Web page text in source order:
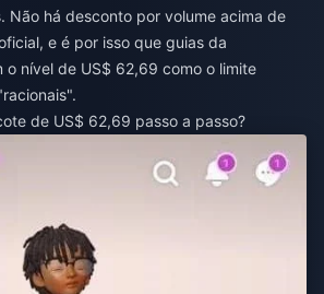
Não há desconto por volume acima de
e é por isso que guias da
o nível de US$ 62,69 como o limite
de US$ 62,69 passo a passo?